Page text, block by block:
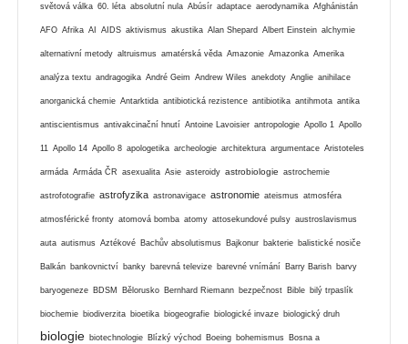
světová válka 60. léta absolutní nula Abúsír adaptace aerodynamika Afghánistán
AFO Afrika AI AIDS aktivismus akustika Alan Shepard Albert Einstein alchymie
alternativní metody altruismus amatérská věda Amazonie Amazonka Amerika
analýza textu andragogika André Geim Andrew Wiles anekdoty Anglie anihilace
anorganická chemie Antarktida antibiotická rezistence antibiotika antihmota antika
antiscientismus antivakcinační hnutí Antoine Lavoisier antropologie Apollo 1 Apollo
11 Apollo 14 Apollo 8 apologetika archeologie architektura argumentace Aristoteles
armáda Armáda ČR asexualita Asie asteroidy astrobiologie astrochemie
astrofotografie astrofyzika astronavigace astronomie ateismus atmosféra
atmosférické fronty atomová bomba atomy attosekundové pulsy austroslavismus
auta autismus Aztékové Bachův absolutismus Bajkonur bakterie balistické nosiče
Balkán bankovnictví banky barevná televize barevné vnímání Barry Barish barvy
baryogeneze BDSM Bělorusko Bernhard Riemann bezpečnost Bible bilý trpaslík
biochemie biodiverzita bioetika biogeografie biologické invaze biologický druh
biologie biotechnologie Blízký východ Boeing bohemismus Bosna a